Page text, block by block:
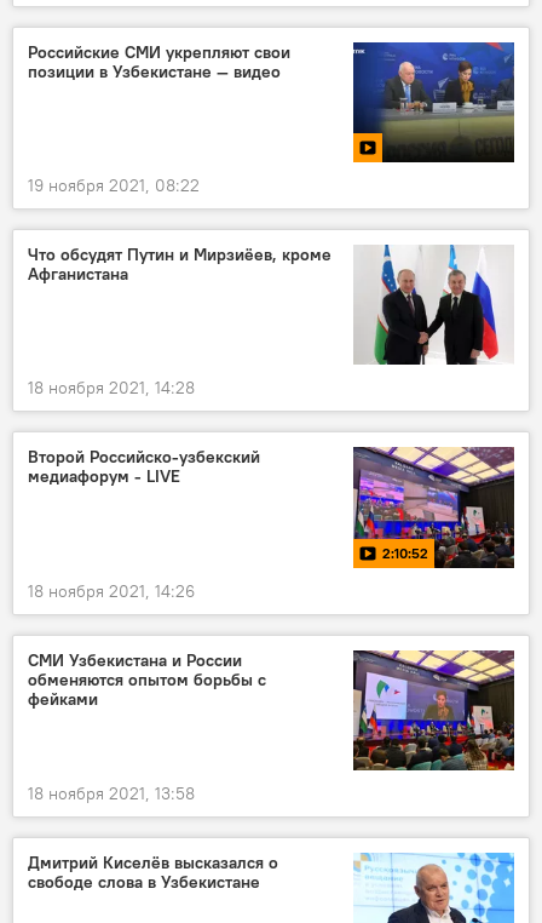
Российские СМИ укрепляют свои
позиции в Узбекистане — видео
19 ноября 2021, 08:22
Что обсудят Путин и Мирзиёев, кроме
Афганистана
18 ноября 2021, 14:28
Второй Российско-узбекский
медиафорум - LIVE
2:10:52
18 ноября 2021, 14:26
СМИ Узбекистана и России
обменяются опытом борьбы с
фейками
18 ноября 2021, 13:58
Дмитрий Киселёв высказался о
свободе слова в Узбекистане